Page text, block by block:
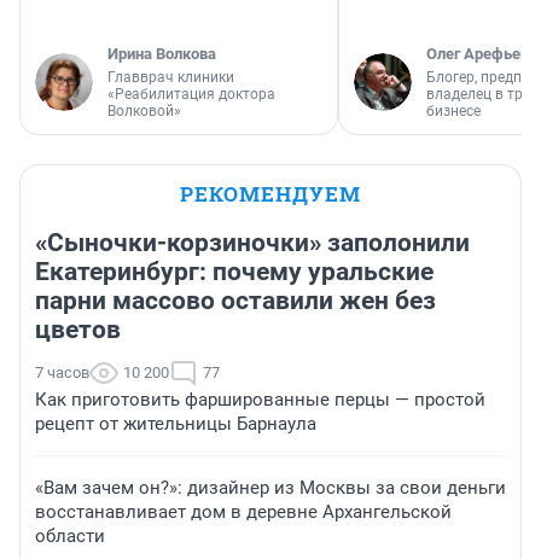
Ирина Волкова
Главврач клиники
«Реабилитация доктора
Волковой»
Олег Арефьев
Блогер,
владелец в
бизнесе
РЕКОМЕНДУЕМ
«Сыночки-корзиночки» заполонили
Екатеринбург: почему уральские
парни массово оставили жен без
цветов
7 часов 10 200 77
Как приготовить фаршированные перцы — простой
рецепт от жительницы Барнаула
«Вам зачем он?»: дизайнер из Москвы за свои деньги
восстанавливает дом в деревне Архангельской
области